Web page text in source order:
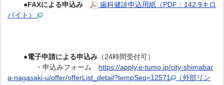
●FAXによる申込み
歯科健診申込用紙（PDF：142.9キロ
バイト）
●電子申請による申込み （24時間受付可）
・申込みフォーム https://apply.e-tumo.jp/city-shimabar
a-nagasaki-u/offer/offerList_detail?tempSeq=12571
（外部リン